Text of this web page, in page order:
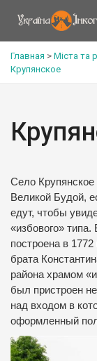
Главная > Міста та
Крупянское
Село
Великой Будой,
едут, чтобы
«избового»
построена в
брата
района храмом
был пристроен
над входом в
оформленный